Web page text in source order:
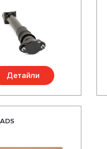
Детайли